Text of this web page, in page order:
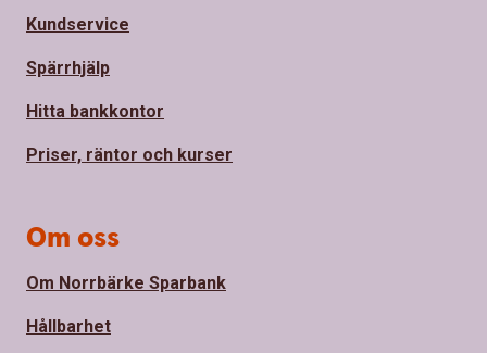
Kundservice
Spärrhjälp
Hitta bankkontor
Priser, räntor och kurser
Om oss
Om Norrbärke Sparbank
Hållbarhet